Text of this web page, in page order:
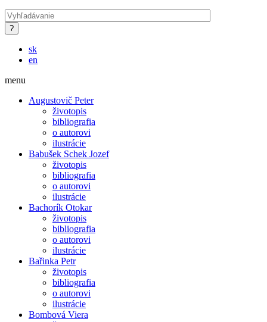
sk
en
menu
Augustovič Peter
životopis
bibliografia
o autorovi
ilustrácie
Babušek Schek Jozef
životopis
bibliografia
o autorovi
ilustrácie
Bachorík Otokar
životopis
bibliografia
o autorovi
ilustrácie
Bařinka Petr
životopis
bibliografia
o autorovi
ilustrácie
Bombová Viera